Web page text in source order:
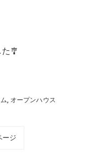
🎐
オープンハウス
ージ